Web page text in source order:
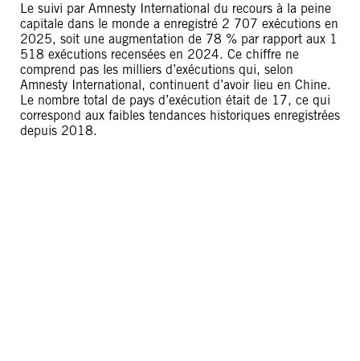
Le suivi par Amnesty International du recours à la peine
capitale dans le monde a enregistré 2 707 exécutions en
2025, soit une augmentation de 78 % par rapport aux 1
518 exécutions recensées en 2024. Ce chiffre ne
comprend pas les milliers d’exécutions qui, selon
Amnesty International, continuent d’avoir lieu en Chine.
Le nombre total de pays d’exécution était de 17, ce qui
correspond aux faibles tendances historiques enregistrées
depuis 2018.